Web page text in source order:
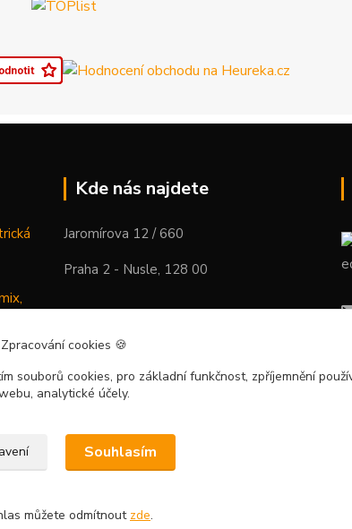
stroj
Kde nás najdete
Jaromírova 12 / 660
Praha 2 - Nusle, 128 00
Zpracování cookies 🍪
souborů cookies, pro základní funkčnost, zpříjemnění
analytické účely.
Souhlasím
můžete odmítnout zde.